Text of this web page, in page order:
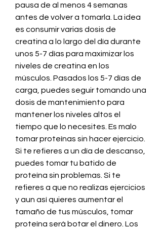
pausa de al menos 4 semanas
antes de volver a tomarla. La idea
es consumir varias dosis de
creatina a lo largo del día durante
unos 5-7 días para maximizar los
niveles de creatina en los
músculos. Pasados los 5-7 días de
carga, puedes seguir tomando una
dosis de mantenimiento para
mantener los niveles altos el
tiempo que lo necesites. Es malo
tomar proteínas sin hacer ejercicio.
Si te refieres a un día de descanso,
puedes tomar tu batido de
proteína sin problemas. Si te
refieres a que no realizas ejercicios
y aun así quieres aumentar el
tamaño de tus músculos, tomar
proteína será botar el dinero. Los